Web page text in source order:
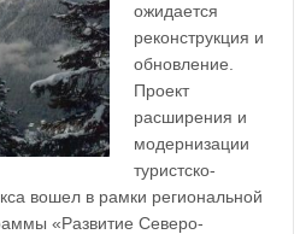
ожидается
реконструкция и
обновление.
Проект
расширения и
модернизации
туристско-
вошел в рамки региональной
«Развитие Северо-